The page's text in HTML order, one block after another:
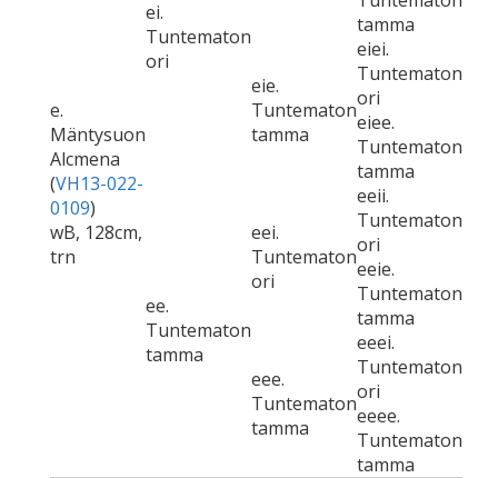
e.
Mäntysuon
Alcmena
(VH13-022-
0109)
wB, 128cm,
trn
ei.
Tuntematon
ori
tamma
eie.
Tuntematon
tamma
eiei.
Tuntematon
ori
eiee.
Tuntematon
tamma
ee.
Tuntematon
tamma
eei.
Tuntematon
ori
eeii.
Tuntematon
ori
eeie.
Tuntematon
tamma
eee.
Tuntematon
tamma
eeei.
Tuntematon
ori
eeee.
Tuntematon
tamma